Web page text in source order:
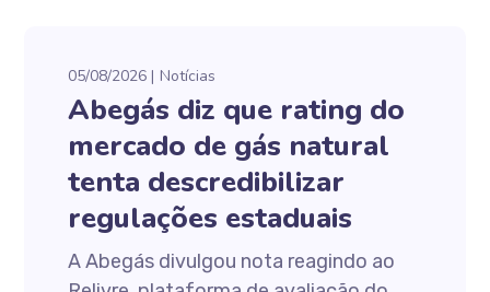
05/08/2026 Notícias
Abegás diz que rating do
mercado de gás natural
tenta descredibilizar
regulações estaduais
A Abegás divulgou nota reagindo ao